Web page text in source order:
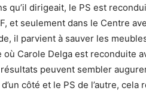
qu’il dirigeait, le PS est
et seulement dans le Centre
il parvient à sauver les
où Carole Delga est reconduite
résultats peuvent sembler
côté et le PS de l’autre,